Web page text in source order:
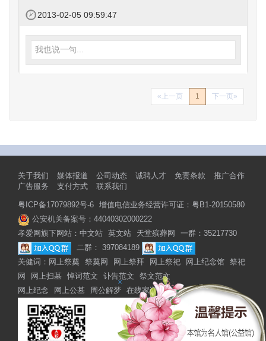
2013-02-05 09:59:47
我也说一句...
«上一页 1 下一页»
关于我们 媒体报道 公司动态 诚聘人才 免责条款
推广合作
广告服务
支付方式 联系我们
粤ICP备17079892号-6 增值电信业务经营许可证：粤B1-20150580
公安机关备案号：44040302000222
孝爱网旗下网站： 中文站 英文站 天堂殡葬网
一群：35217730
二群： 397084189
关健词： 网上祭奠 祭奠网 网上祭拜 网上祭祀 网上纪念馆 祭祀
网
网上扫墓 悼词范文 讣告范文
祭文范文
网上纪念
网上公墓 周公解梦 在线家谱 网上家谱
×